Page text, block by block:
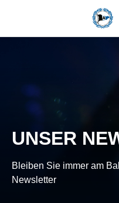
􀄫
UNSER
Bleiben Sie immer am
Newsletter